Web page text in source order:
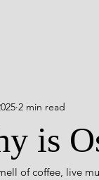
is
2 min read
of coffee, live